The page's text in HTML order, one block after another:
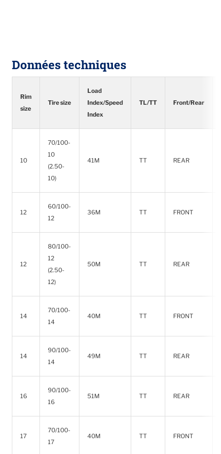
Données techniques
Rim
size
Tire size
Load
Index/Speed
Index
TL/TT Front/Rear
10
70/100-
10
(2.50-
10)
41M TT REAR
12
60/100-
12
36M TT FRONT
12
80/100-
12
(2.50-
12)
50M TT REAR
14
70/100-
14
40M TT FRONT
14
90/100-
14
49M TT REAR
16
90/100-
16
51M TT REAR
17
70/100-
17
40M TT FRONT